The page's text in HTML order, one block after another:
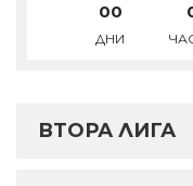
00
ДНИ
ВТОРА ЛИГА